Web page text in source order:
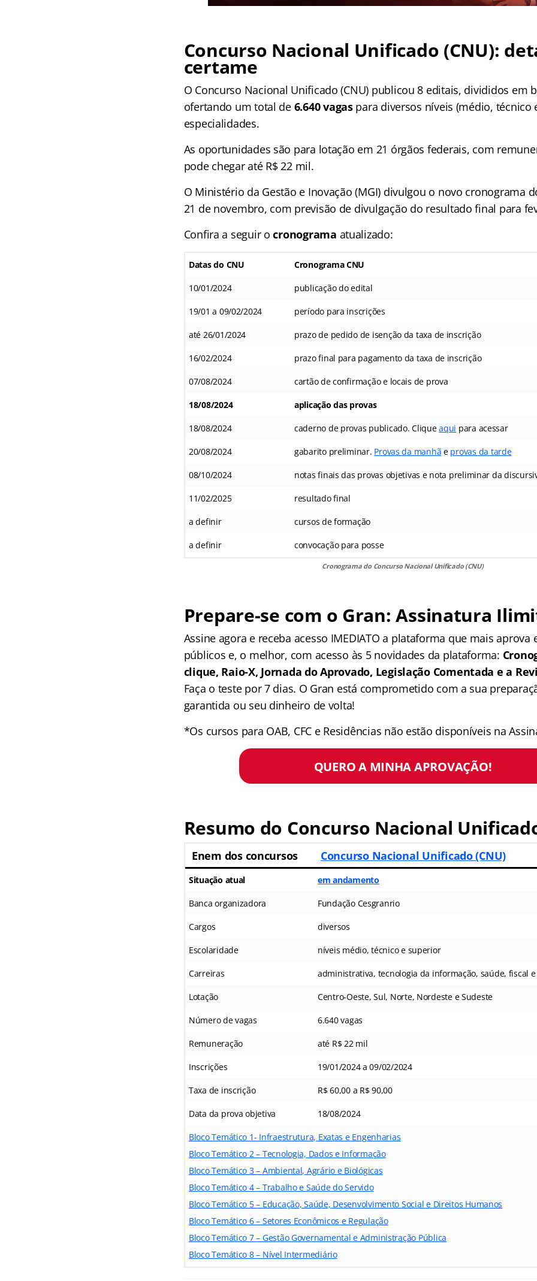
Concurso Nacional Unificado (CNU):
certame
O Concurso Nacional Unificado (CNU) publicou 8 editais, divididos em
ofertando um total de6.640 vagaspara diversos níveis (médio, técnico
especialidades.
As oportunidades são para lotação em 21 órgãos federais, com
pode chegar até R$ 22 mil.
O Ministério da Gestão e Inovação (MGI) divulgou o novo cronograma
21 de novembro, com previsão de divulgação do resultado final para
Confira a seguir ocronograma atualizado:
Datasdo CNU CronogramaCNU
10/01/2024 publicação do edital
19/01 a 09/02/2024 período para inscrições
até 26/01/2024 prazo de pedido de isenção da taxa de inscrição
16/02/2024 prazo final para pagamento da taxa de inscrição
07/08/2024 cartão de confirmação e locais de prova
18/08/2024 aplicação das provas
18/08/2024 caderno de provas publicado. Cliqueaqui para acessar
20/08/2024 gabarito preliminar. Provas da manhã e provas da tarde
08/10/2024 notas finais das provas objetivas e nota preliminar da
11/02/2025 resultado final
a definir cursos de formação
a definir convocação para posse
Cronograma do Concurso Nacional Unificado (CNU)
Prepare-se com o Gran: Assinatura
Assine agora e receba acesso IMEDIATO a plataforma que mais aprova
públicos e, o melhor, com acesso às 5 novidades da plataforma:
clique, Raio-X, Jornada do Aprovado, Legislação Comentada e a
Faça o teste por 7 dias. O Gran está comprometido com a sua
garantida ou seu dinheiro de volta!
*Os cursos para OAB, CFC e Residências não estão disponíveis na
QUERO A MINHA APROVAÇÃO!
Resumo do Concurso Nacional
Enem dos concursos Concurso Nacional Unificado (CNU)
Situação atual em andamento
Banca organizadora Fundação Cesgranrio
Cargos diversos
Escolaridade níveis médio, técnico e superior
Carreiras administrativa, tecnologia da informação, saúde, fiscal
Lotação Centro-Oeste, Sul, Norte, Nordeste e Sudeste
Número de vagas 6.640 vagas
Remuneração até R$ 22 mil
Inscrições 19/01/2024 a 09/02/2024
Taxa de inscrição R$ 60,00 a R$ 90,00
Data da prova objetiva 18/08/2024
Bloco Temático 1- Infraestrutura, Exatas e Engenharias
Bloco Temático 2 – Tecnologia, Dados e Informação
Bloco Temático 3 – Ambiental, Agrário e Biológicas
Bloco Temático 4 – Trabalho e Saúde do Servido
Bloco Temático 5 – Educação, Saúde, Desenvolvimento Social e Direitos Humanos
Bloco Temático 6 – Setores Econômicos e Regulação
Bloco Temático 7 – Gestão Governamental e Administração Pública
Bloco Temático 8 – Nível Intermediário